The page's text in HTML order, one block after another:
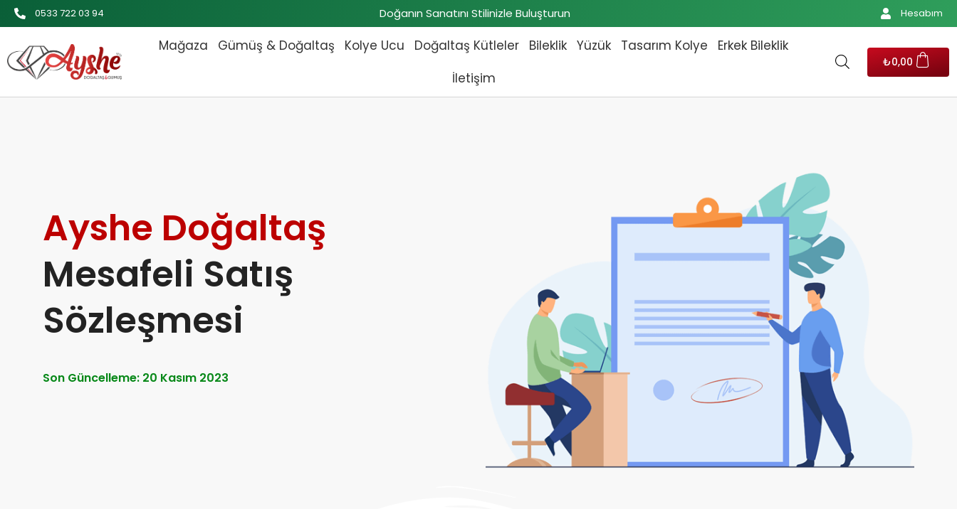
İçeriğe
atla
0533 722 03 94 Doğanın Sanatını Stilinizle Buluşturun Hesabım
Mağaza Gümüş & Doğaltaş Kolye Ucu Doğaltaş Kütleler Bileklik Yüzük Tasarım Kolye
Erkek Bileklik
İletişim
₺0,00
Ayshe Doğaltaş
Mesafeli Satış
Sözleşmesi
Son Güncelleme: 20 Kasım 2023